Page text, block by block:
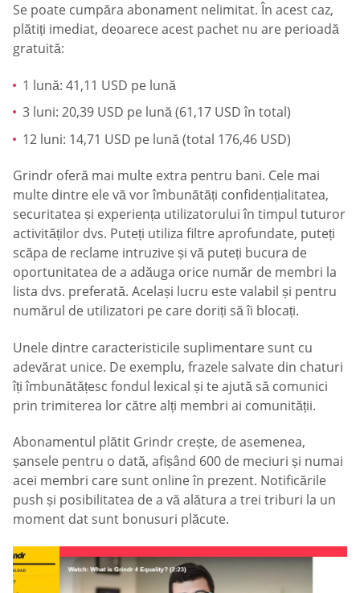
Se poate cumpăra abonament nelimitat. În acest caz,
plătiți imediat, deoarece acest pachet nu are perioadă
gratuită:
1 lună: 41,11 USD pe lună
3 luni: 20,39 USD pe lună (61,17 USD în total)
12 luni: 14,71 USD pe lună (total 176,46 USD)
Grindr oferă mai multe extra pentru bani. Cele mai
multe dintre ele vă vor îmbunătăți confidențialitatea,
securitatea și experiența utilizatorului în timpul tuturor
activităților dvs. Puteți utiliza filtre aprofundate, puteți
scăpa de reclame intruzive și vă puteți bucura de
oportunitatea de a adăuga orice număr de membri la
lista dvs. preferată. Același lucru este valabil și pentru
numărul de utilizatori pe care doriți să îi blocați.
Unele dintre caracteristicile suplimentare sunt cu
adevărat unice. De exemplu, frazele salvate din chaturi
îți îmbunătățesc fondul lexical și te ajută să comunici
prin trimiterea lor către alți membri ai comunității.
Abonamentul plătit Grindr crește, de asemenea,
șansele pentru o dată, afișând 600 de meciuri și numai
acei membri care sunt online în prezent. Notificările
push și posibilitatea de a vă alătura a trei triburi la un
moment dat sunt bonusuri plăcute.